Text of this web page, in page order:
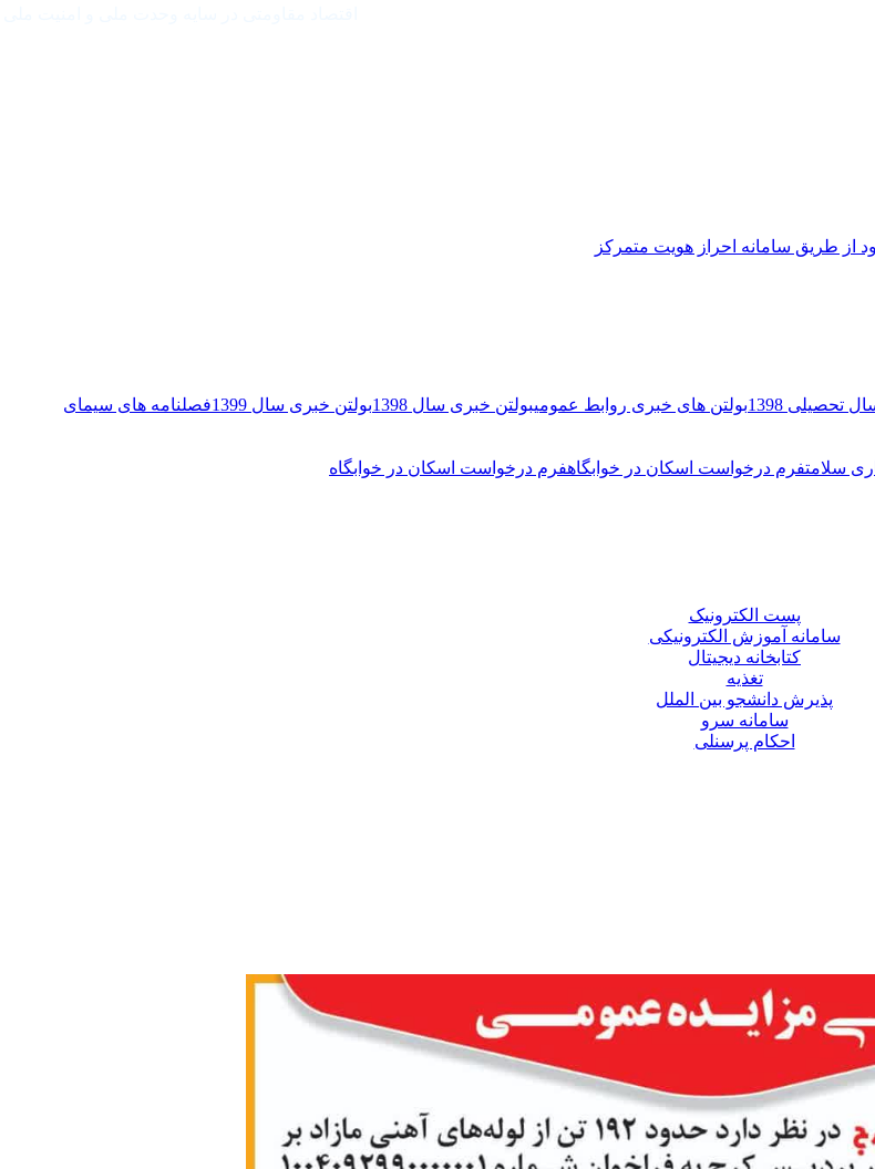
از طريق سامانه احراز هويت متمركز
تحصیلی 1398 بولتن های خبری روابط عمومیبولتن خبری سال 1398 بولتن خبری سال 1399
فصلنامه های سیمای
سلامتفرم درخواست اسکان در خوابگاهفرم درخواست اسکان در خوابگاه
پست الکترونیک
سامانه آموزش الکترونیکی
کتابخانه دیجیتال
تغذیه
پذیرش دانشجو بین الملل
سامانه سرو
احکام پرسنلی